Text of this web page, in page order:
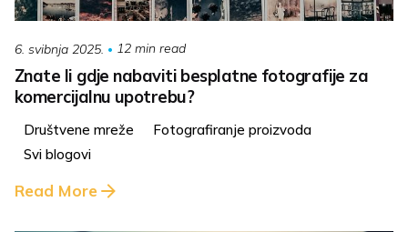
6. svibnja 2025. 12 min read
Znate li gdje nabaviti besplatne fotografije za
komercijalnu upotrebu?
Društvene mreže
Fotografiranje proizvoda
Svi blogovi
Read More